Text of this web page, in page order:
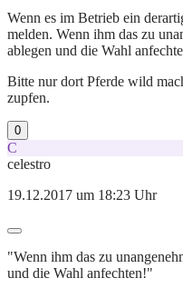
Wenn es im Betrieb ein
melden. Wenn ihm das zu
ablegen und die Wahl
Bitte nur dort Pferde wild
zupfen.
0
C
celestro
19.12.2017 um 18:23 Uhr
"Wenn ihm das zu
und die Wahl anfechten!"